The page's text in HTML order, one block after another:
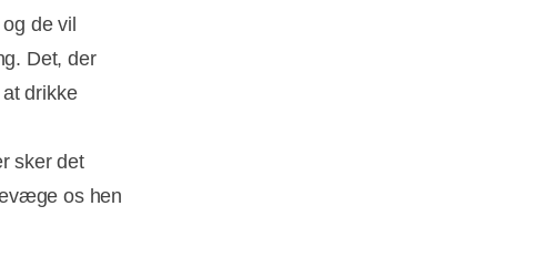
de vil
Det, der
drikke
sker det
os hen